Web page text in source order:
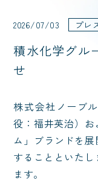
2026/07/03 プレ
積水化学グル
せ
株式会社ノーブ
役：福井英治）
ム」ブランドを
することといた
ます。